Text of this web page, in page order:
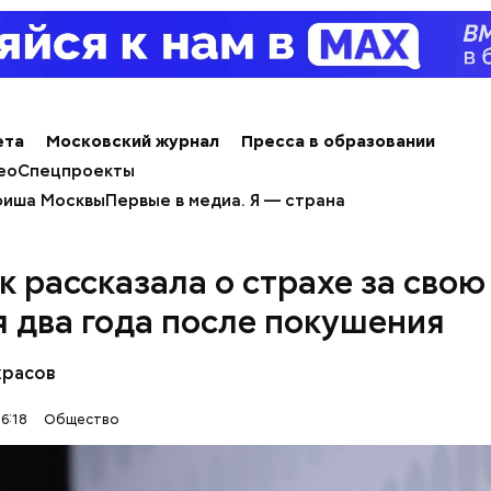
Московский журнал
Пресса в образовании
Спецпроекты
МосквыПервые в медиа. Я — страна
рассказала о страхе за
два года после покушения
Общество